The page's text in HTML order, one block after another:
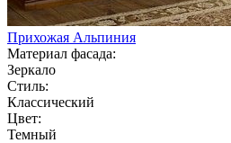
Прихожая Альпиния
Материал фасада:
Зеркало
Стиль:
Классический
Цвет:
Темный